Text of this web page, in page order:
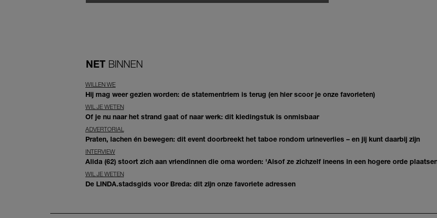
NET BINNEN
WILLEN WE
Hij mag weer gezien worden: de statementriem is terug (en hier scoor je onze favorieten)
WIL JE WETEN
Of je nu naar het strand gaat of naar werk: dit kledingstuk is onmisbaar
ADVERTORIAL
Praten, lachen én bewegen: dit event doorbreekt het taboe rondom urineverlies – en jij kunt daarbij zijn
INTERVIEW
Alida (62) stoort zich aan vriendinnen die oma worden: 'Alsof ze zichzelf ineens in een hogere orde
WIL JE WETEN
De LINDA.stadsgids voor Breda: dit zijn onze favoriete adressen